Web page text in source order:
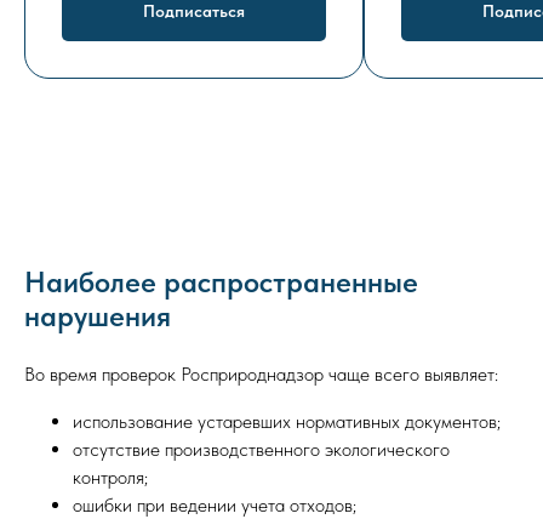
Подписаться
Наиболее распространенные
нарушения
Во время проверок Росприроднадзор чаще всего выявляет:
использование устаревших нормативных документов;
отсутствие производственного экологического
контроля;
ошибки при ведении учета отходов;